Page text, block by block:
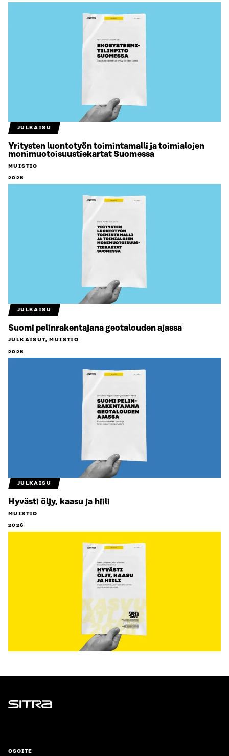
JULKAISU
Yritysten luontotyön toimintamalli ja toimialojen
monimuotoisuustiekartat Suomessa
MUISTIO
2026
JULKAISU
Suomi pelinrakentajana geotalouden ajassa
JULKAISUT, MUISTIO
2026
JULKAISU
Hyvästi öljy, kaasu ja hiili
MUISTIO
2026
Sitra
OSOITE